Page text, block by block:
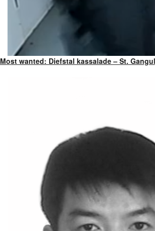
Most wanted: Diefstal kassalade – St.